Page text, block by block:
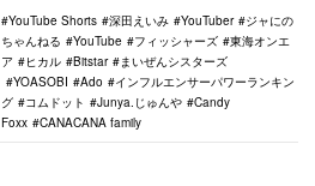
YouTube Shorts
深田えいみ YouTuber
ジャにの
ちゃんねる
YouTube フィッシャーズ
東海オンエ
ア
ヒカル Bitstar
まいぜんシスターズ
YOASOBI
Ado
インフルエンサーパワーランキン
グ
コムドット Junya.じゅんや
Candy
Foxx
CANACANA family